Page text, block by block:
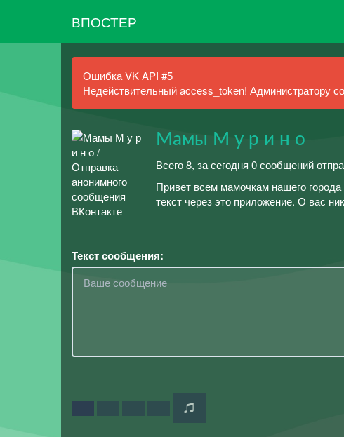
ВПОСТЕР
Ошибка VK API #5
Недействительный access_token! Администратору
Мамы М у р и н о
Всего 8, за сегодня 0 сообщений
Привет всем мамочкам нашего
текст через это приложение. О вас
Текст сообщения: